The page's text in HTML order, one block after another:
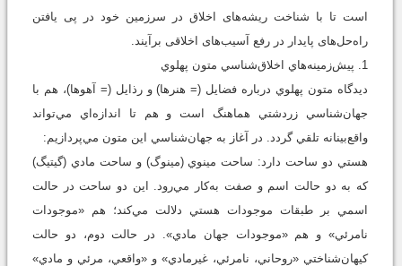
است تا با شناخت ریشه‌های اخلاق در سرزمین خود در پی یافتن
راه‌حل‌های پایدار در رفع آسیب‌های اخلاقی بر‌آیند.
1. پيش‌زمينه‌هاي اخلاق‌شناسي متون پهلوي
ديدگاه متون پهلوي درباره فضايل (= هنرها) و رذايل (= آهوها)، هم با
جهان‌شناسي زردشتي هماهنگ است و هم تا اندازه‌اي مي‌تواند
واقع‌بينانه تلقي گردد. در آغاز به جهان‌شناسي اين متون مي‌پردازيم:
هستي دو ساحت دارد: ساحت مينوي (مينوگ) و ساحت مادي (گيتيگ)
که به دو حالت اسم و صفت به‌کار مي‌رود. اين دو ساحت در حالت
اسمي بر طبقات موجودات هستي دلالت مي‌کند؛ هم «موجودات
نامرئي» و هم «موجودات جهان مادي». در حالت دوم، دو حالت
کيهان‌شناختي «روحاني، نامرئي، غيرمادي» و «واقعي، مرئي و مادي»